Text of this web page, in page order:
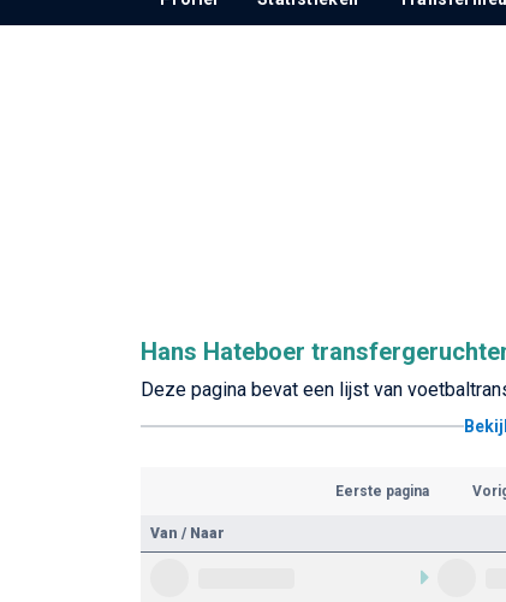
Hans Hateboer
Deze pagina bevat een lijst van
Eerste pagina
Van / Naar